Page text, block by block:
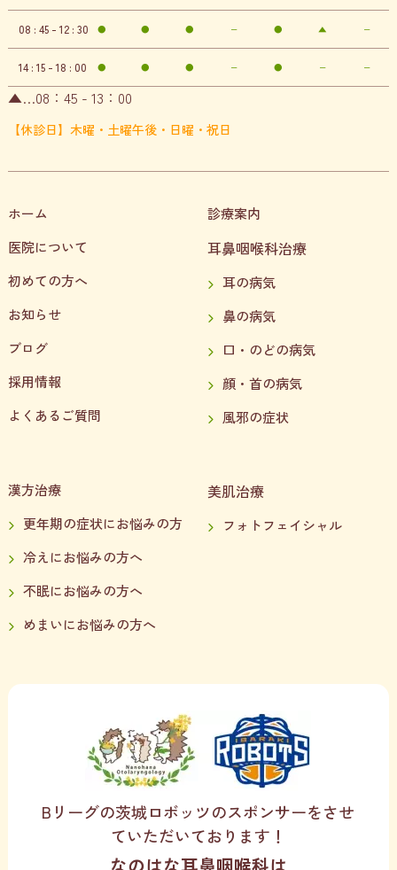
08 : 45 - 12 : 30 ● ● ● − ● ▲ −
14 : 15 - 18 : 00 ● ● ● − ● − −
▲…08：45 - 13：00
【休診日】木曜・土曜午後・日曜・祝日
ホーム
医院について
初めての方へ
お知らせ
ブログ
採用情報
よくあるご質問
診療案内
耳鼻咽喉科治療
耳の病気
鼻の病気
口・のどの病気
顔・首の病気
風邪の症状
漢方治療
更年期の症状にお悩みの方
冷えにお悩みの方へ
不眠にお悩みの方へ
めまいにお悩みの方へ
美肌治療
フォトフェイシャル
Bリーグの茨城ロボッツのスポンサーをさせ
ていただいております！